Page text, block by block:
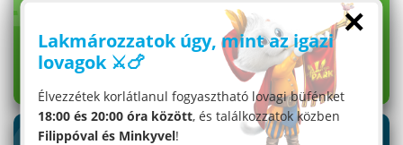
Árak
×
Lakmározzatok úgy, mint az igazi
lovagok ⚔️🍗
Élvezzétek korlátlanul fogyasztható lovagi büfénket
18:00 és 20:00 óra között, és találkozzatok közben
Filippóval és Minkyvel!